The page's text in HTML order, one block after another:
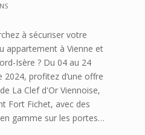
à sécuriser votre
appartement à Vienne et
Isère ? Du 04 au 24
2024, profitez d’une offre
La Clef d'Or Viennoise,
Fort Fichet, avec des
gamme sur les portes…